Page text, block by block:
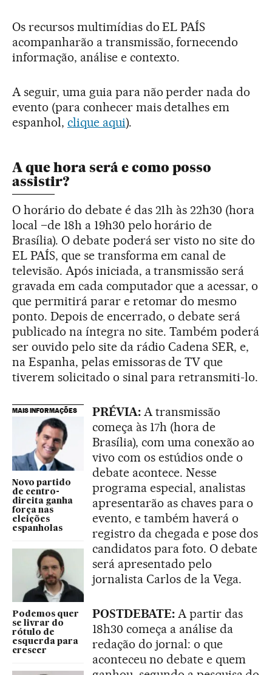
Os recursos multimídias do EL PAÍS
acompanharão a transmissão, fornecendo
informação, análise e contexto.
A seguir, uma guia para não perder nada do
evento (para conhecer mais detalhes em
espanhol, clique aqui).
A que hora será e como posso
assistir?
O horário do debate é das 21h às 22h30 (hora
local –de 18h a 19h30 pelo horário de
Brasília). O debate poderá ser visto no site do
EL PAÍS, que se transforma em canal de
televisão. Após iniciada, a transmissão será
gravada em cada computador que a acessar, o
que permitirá parar e retomar do mesmo
ponto. Depois de encerrado, o debate será
publicado na íntegra no site. Também poderá
ser ouvido pelo site da rádio Cadena SER, e,
na Espanha, pelas emissoras de TV que
tiverem solicitado o sinal para retransmiti-lo.
MAIS INFORMAÇÕES
Novo partido
de centro-
direita ganha
força nas
eleições
espanholas
Podemos quer
se livrar do
rótulo de
esquerda para
crescer
PRÉVIA:A transmissão
começa às 17h (hora de
Brasília), com uma conexão ao
vivo com os estúdios onde o
debate acontece. Nesse
programa especial, analistas
apresentarão as chaves para o
evento, e também haverá o
registro da chegada e pose dos
candidatos para foto. O debate
será apresentado pelo
jornalista Carlos de la Vega.
POSTDEBATE:A partir das
18h30 começa a análise da
redação do jornal: o que
aconteceu no debate e quem